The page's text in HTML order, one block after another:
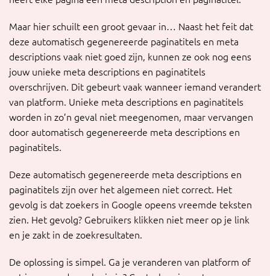
Maar hier schuilt een groot gevaar in… Naast het feit dat
deze automatisch gegenereerde paginatitels en meta
descriptions vaak niet goed zijn, kunnen ze ook nog eens
jouw unieke meta descriptions en paginatitels
overschrijven. Dit gebeurt vaak wanneer iemand verandert
van platform. Unieke meta descriptions en paginatitels
worden in zo’n geval niet meegenomen, maar vervangen
door automatisch gegenereerde meta descriptions en
paginatitels.
Deze automatisch gegenereerde meta descriptions en
paginatitels zijn over het algemeen niet correct. Het
gevolg is dat zoekers in Google opeens vreemde teksten
zien. Het gevolg? Gebruikers klikken niet meer op je link
en je zakt in de zoekresultaten.
De oplossing is simpel. Ga je veranderen van platform of